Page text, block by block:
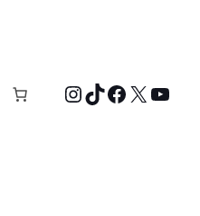
Instagram
TikTok
X